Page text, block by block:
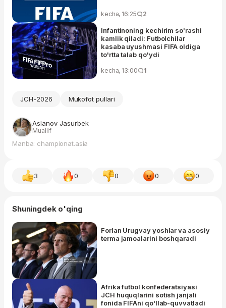
kecha, 16:25 2
Infantinoning kechirim so'rashi
kamlik qiladi: Futbolchilar
kasaba uyushmasi FIFA oldiga
to'rtta talab qo'ydi
kecha, 13:00 1
JCH-2026 Mukofot pullari
Aslanov Jasurbek
Muallif
Manba: championat.asia
3 0 0 0 0
Shuningdek o'qing
Forlan Urugvay yoshlar va asosiy
terma jamoalarini boshqaradi
Afrika futbol konfederatsiyasi
JCH huquqlarini sotish janjali
fonida FIFAni qo'llab-quvvatladi